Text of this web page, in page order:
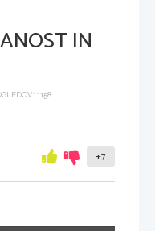
IN
1158
+7